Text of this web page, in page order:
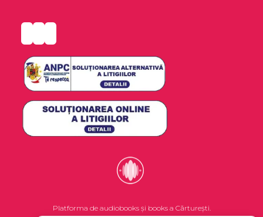
Platforma de audiobooks și books a Cărturești.